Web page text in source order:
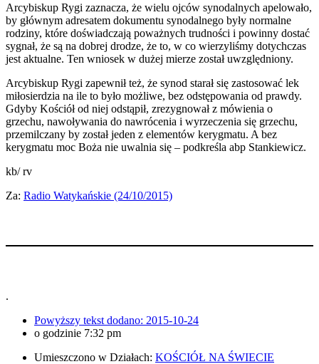
Arcybiskup Rygi zaznacza, że wielu ojców synodalnych apelowało,
by głównym adresatem dokumentu synodalnego były normalne
rodziny, które doświadczają poważnych trudności i powinny dostać
sygnał, że są na dobrej drodze, że to, w co wierzyliśmy dotychczas
jest aktualne. Ten wniosek w dużej mierze został uwzględniony.
Arcybiskup Rygi zapewnił też, że synod starał się zastosować lek
miłosierdzia na ile to było możliwe, bez odstępowania od prawdy.
Gdyby Kościół od niej odstąpił, zrezygnował z mówienia o
grzechu, nawoływania do nawrócenia i wyrzeczenia się grzechu,
przemilczany by został jeden z elementów kerygmatu. A bez
kerygmatu moc Boża nie uwalnia się – podkreśla abp Stankiewicz.
kb/ rv
Za: Radio Watykańskie (24/10/2015)
.
Powyższy tekst dodano: 2015-10-24
o godzinie 7:32 pm
Umieszczono w Działach: KOŚCIÓŁ NA ŚWIECIE